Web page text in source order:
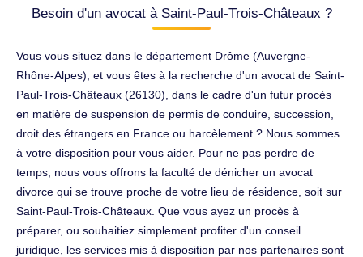
Besoin d'un avocat à Saint-Paul-Trois-Châteaux ?
Vous vous situez dans le département Drôme (Auvergne-
Rhône-Alpes), et vous êtes à la recherche d'un avocat de Saint-
Paul-Trois-Châteaux (26130), dans le cadre d'un futur procès
en matière de suspension de permis de conduire, succession,
droit des étrangers en France ou harcèlement ? Nous sommes
à votre disposition pour vous aider. Pour ne pas perdre de
temps, nous vous offrons la faculté de dénicher un avocat
divorce qui se trouve proche de votre lieu de résidence, soit sur
Saint-Paul-Trois-Châteaux. Que vous ayez un procès à
préparer, ou souhaitiez simplement profiter d'un conseil
juridique, les services mis à disposition par nos partenaires sont